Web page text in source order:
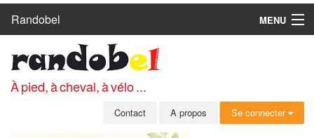
Randobel
MENU
CIRCUITS
CLUBS
À pied, à cheval, à vélo ...
Contact A propos Se connecter